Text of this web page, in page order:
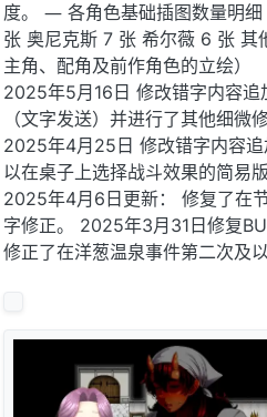
度。 ― 各角色基础插图数量明
张 奥尼克斯 7 张 希尔薇 6 张
主角、配角及前作角色的立绘）
2025年5月16日 修改错字内容
（文字发送）并进行了其他细微修
2025年4月25日 修改错字内容
以在桌子上选择战斗效果的简易版
2025年4月6日更新： 修复了在
字修正。 2025年3月31日修复
修正了在洋葱温泉事件第二次及